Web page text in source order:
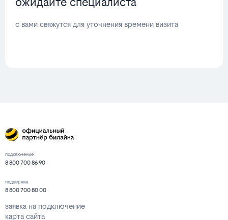
с вами свяжутся для уточнения времени визита
подключение
8 800 700 86 90
поддержка
8 800 700 80 00
заявка на подключение
карта сайта